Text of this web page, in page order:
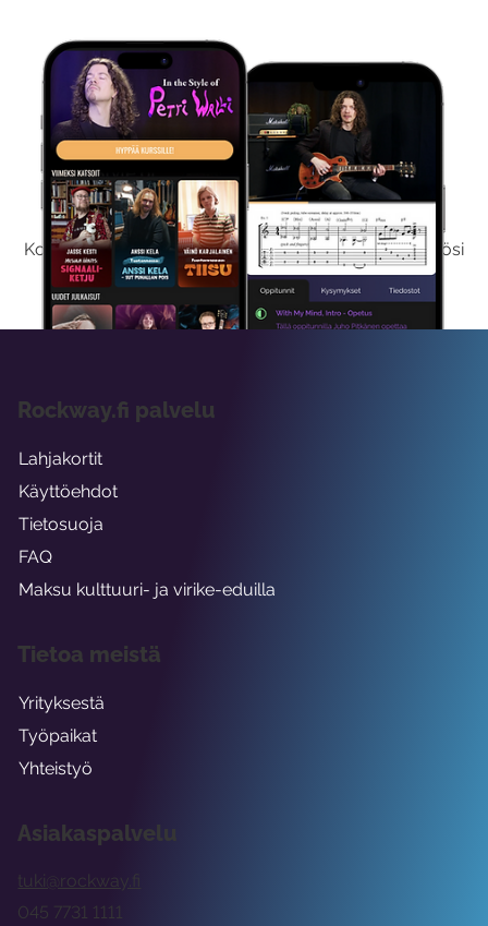
Kokeile Ilmaiseksi
Kokeilemalla ilmaiseksi saat koko sisältömme käyttöösi
viikon ajaksi.
Asiakaspalvelu
tuki@rockway.fi
045 7731 1111
Rockway.fi palvelu
Lahjakortit
Käyttöehdot
Tietosuoja
FAQ
Maksu kulttuuri- ja virike-eduilla
Tietoa meistä
Yrityksestä
Työpaikat
Yhteistyö